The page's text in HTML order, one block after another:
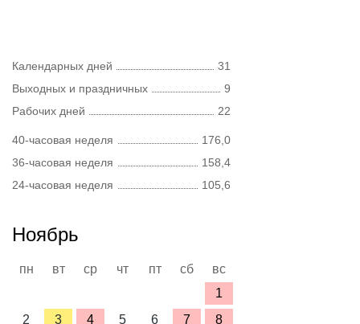
Календарных дней
31
Выходных и праздничных
9
Рабочих дней
22
40-часовая неделя
176,0
36-часовая неделя
158,4
24-часовая неделя
105,6
Ноябрь
пн вт ср чт пт сб
вс
1
2
3 4 5 6 7 8